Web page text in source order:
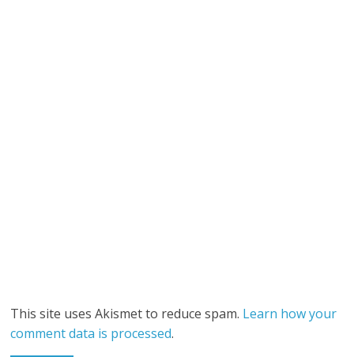
This site uses Akismet to reduce spam. Learn how your
comment data is processed.